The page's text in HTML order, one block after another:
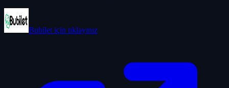
Bubilet için tıklayınız